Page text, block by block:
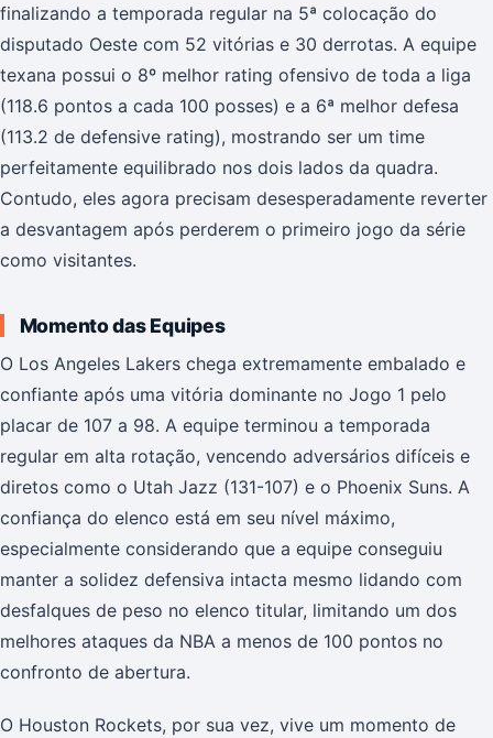
finalizando a temporada regular na 5ª colocação do
disputado Oeste com 52 vitórias e 30 derrotas. A equipe
texana possui o 8º melhor rating ofensivo de toda a liga
(118.6 pontos a cada 100 posses) e a 6ª melhor defesa
(113.2 de defensive rating), mostrando ser um time
perfeitamente equilibrado nos dois lados da quadra.
Contudo, eles agora precisam desesperadamente reverter
a desvantagem após perderem o primeiro jogo da série
como visitantes.
Momento das Equipes
O Los Angeles Lakers chega extremamente embalado e
confiante após uma vitória dominante no Jogo 1 pelo
placar de 107 a 98. A equipe terminou a temporada
regular em alta rotação, vencendo adversários difíceis e
diretos como o Utah Jazz (131-107) e o Phoenix Suns. A
confiança do elenco está em seu nível máximo,
especialmente considerando que a equipe conseguiu
manter a solidez defensiva intacta mesmo lidando com
desfalques de peso no elenco titular, limitando um dos
melhores ataques da NBA a menos de 100 pontos no
confronto de abertura.
O Houston Rockets, por sua vez, vive um momento de